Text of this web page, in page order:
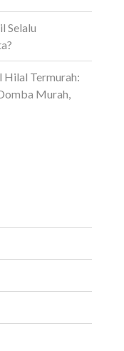
Selalu
Hilal Termurah:
Murah,